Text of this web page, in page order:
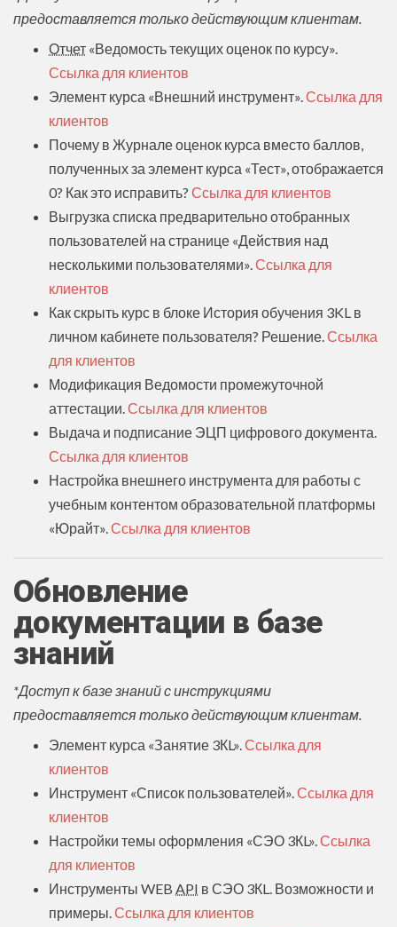
предоставляется только действующим клиентам.
Отчет «Ведомость текущих оценок по курсу».
Ссылка для клиентов
Элемент курса «Внешний инструмент».Ссылка для
клиентов
Почему в Журнале оценок курса вместо баллов,
полученных за элемент курса «Тест», отображается
0? Как это исправить? Ссылка для клиентов
Выгрузка списка предварительно отобранных
пользователей на странице «Действия над
несколькими пользователями».Ссылка для
клиентов
Как скрыть курс в блоке История обучения 3KL в
личном кабинете пользователя? Решение.Ссылка
для клиентов
Модификация Ведомости промежуточной
аттестации.Ссылка для клиентов
Выдача и подписание ЭЦП цифрового документа.
Ссылка для клиентов
Настройка внешнего инструмента для работы с
учебным контентом образовательной платформы
«Юрайт».Ссылка для клиентов
Обновление
документации в базе
знаний
*Доступ к базе знаний с инструкциями
предоставляется только действующим клиентам.
Элемент курса «Занятие 3КL».Ссылка для
клиентов
Инструмент «Список пользователей».Ссылка для
клиентов
Настройки темы оформления «СЭО 3КL».Ссылка
для клиентов
Инструменты WEB API в СЭО 3КL. Возможности и
примеры.Ссылка для клиентов